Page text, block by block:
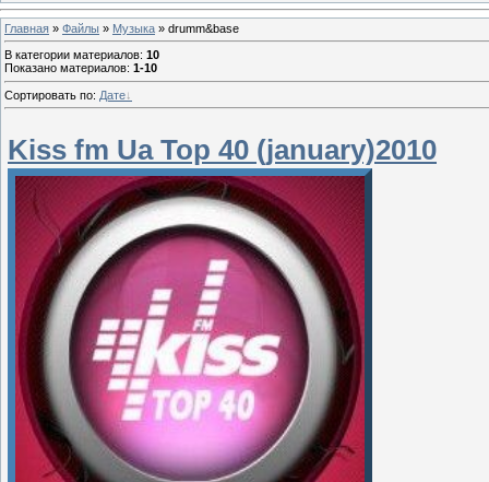
Главная » Файлы » Музыка » drumm&base
В категории материалов: 10
Показано материалов: 1-10
Сортировать по: Дате
Kiss fm Ua Top 40 (january)2010